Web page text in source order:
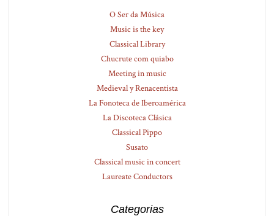
O Ser da Música
Music is the key
Classical Library
Chucrute com quiabo
Meeting in music
Medieval y Renacentista
La Fonoteca de Iberoamérica
La Discoteca Clásica
Classical Pippo
Susato
Classical music in concert
Laureate Conductors
Categorias